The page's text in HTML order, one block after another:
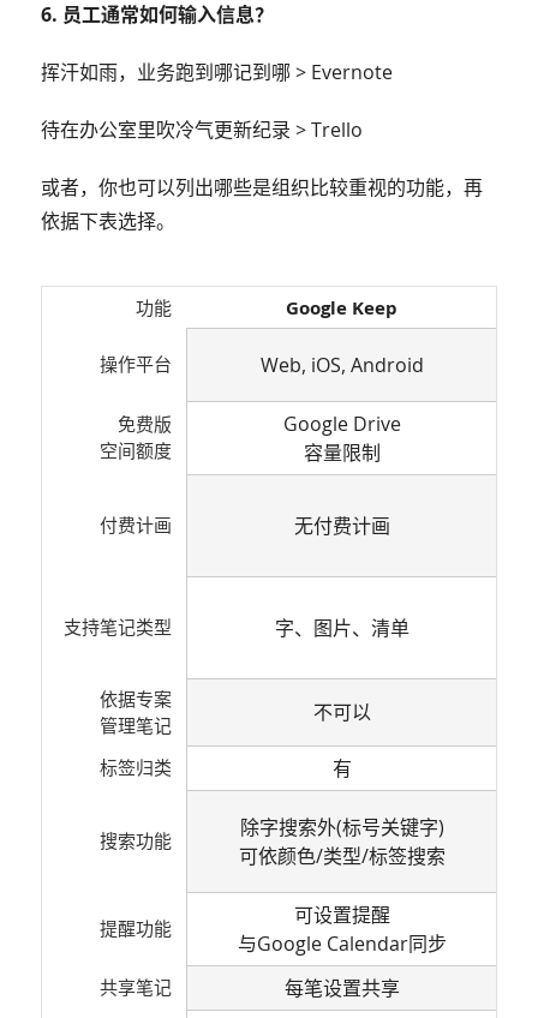
6. 员工通常如何输入信息？
挥汗如雨，业务跑到哪记到哪 > Evernote
待在办公室里吹冷气更新纪录 > Trello
或者，你也可以列出哪些是组织比较重视的功能，再
依据下表选择。
功能 Google Keep
操作平台 Web, iOS, Android
免费版
空间额度
Google Drive
容量限制
付费计画 无付费计画
支持笔记类型 字、图片、清单
依据专案
管理笔记
不可以
标签归类 有
搜索功能
除字搜索外(标号关键字)
可依颜色/类型/标签搜索
提醒功能
可设置提醒
与Google Calendar同步
共享笔记 每笔设置共享